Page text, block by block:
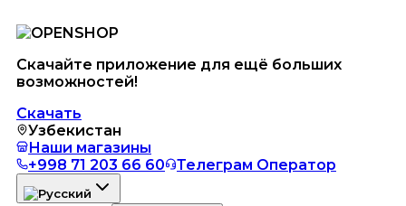
Скачайте приложение для ещё больших
возможностей!
Скачать
Узбекистан
Наши магазины
+998 71 203 66 60
Телеграм Оператор